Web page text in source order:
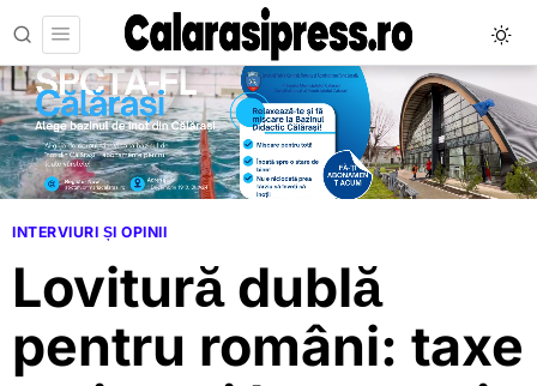
INTERVIURI ȘI OPINII
Lovitură dublă
pentru români: taxe